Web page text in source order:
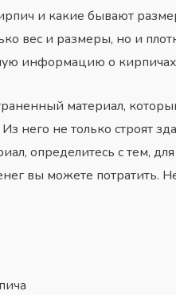
и какие бывают
вес и размеры, но и
информацию о
материал,
него не только строят
определитесь с тем,
вы можете потратить.